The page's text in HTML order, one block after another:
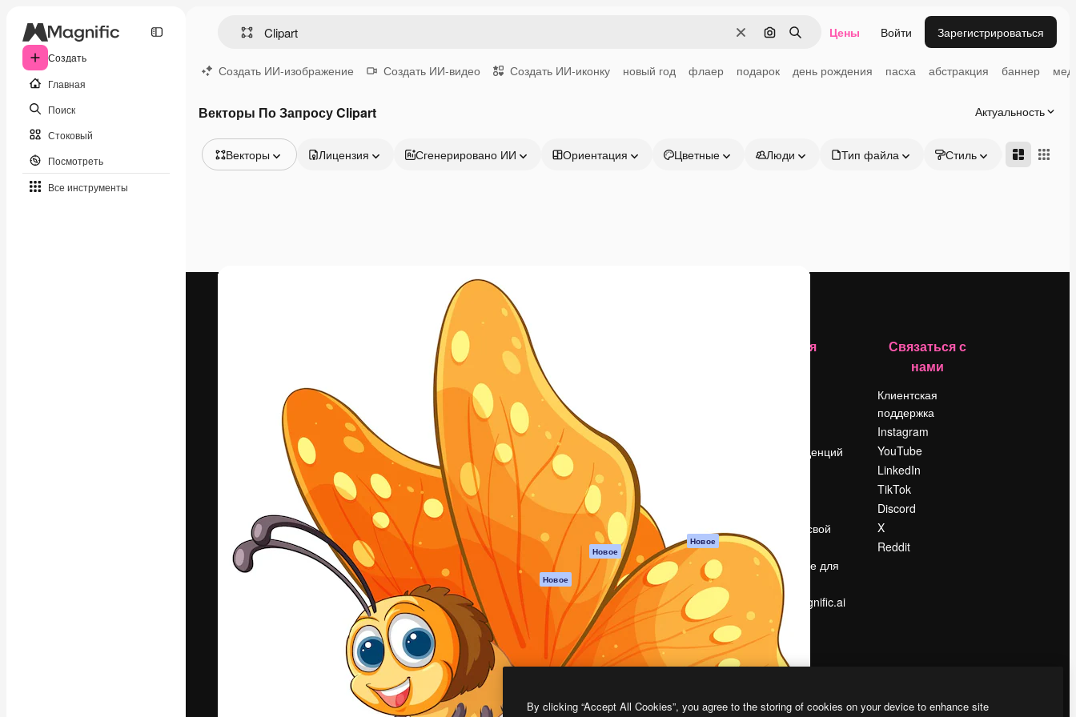
Создать
Главная
Поиск
Стоковый
Посмотреть
Все инструменты
ОчиститьПоиск по изображению
Поиск Цены Войти Зарегистрироваться
Создать ИИ-изображение Создать ИИ-видео Создать ИИ-иконку новый год флаер подарок день рождения пасха абстракция баннер
Векторы По Запросу Clipart Актуальность
Векторы
Видео
Лицензия Сгенерировано ИИ Ориентация Цветные Люди Тип файла Стиль Адвансд
Креативная платформа для создания
ваших лучших работ. Более 1 миллиона
подписчиков среди креаторов,
предприятий, агентств и студий.
Pусский
Продукция
Spaces
ИИ-помощник
Генератор
изображений ИИ
Генератор видео
ИИ
Генератор голоса
на основе ИИ
Стоковый контент
MCP для
Claude/ChatGPT
Новое
Новое
API
Мобильное
приложение
Все инструменты
Magnific
Условия и
положения
Политика
конфиденциальности
Оригиналы Новое
Политика файлов
cookie
Центр доверия
Партнеры
Предприятие
Компания
Поиск тенденций
Продайте свой
контент
Помещение для
прессы
Ищете magnific.ai
Связаться с
нами
Клиентская
поддержка
Instagram
YouTube
LinkedIn
TikTok
Discord
X
Reddit
By clicking “Accept All Cookies”, you agree to the storing of cookies on your device to enhance site